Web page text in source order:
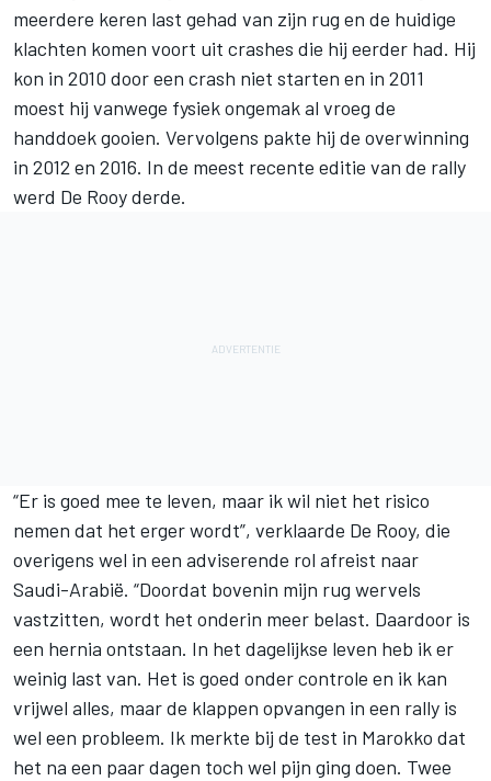
meerdere keren last gehad van zijn rug en de huidige
klachten komen voort uit crashes die hij eerder had. Hij
kon in 2010 door een crash niet starten en in 2011
moest hij vanwege fysiek ongemak al vroeg de
handdoek gooien. Vervolgens pakte hij de overwinning
in 2012 en 2016. In de meest recente editie van de rally
werd De Rooy derde.
“Er is goed mee te leven, maar ik wil niet het risico
nemen dat het erger wordt”, verklaarde De Rooy, die
overigens wel in een adviserende rol afreist naar
Saudi-Arabië. “Doordat bovenin mijn rug wervels
vastzitten, wordt het onderin meer belast. Daardoor is
een hernia ontstaan. In het dagelijkse leven heb ik er
weinig last van. Het is goed onder controle en ik kan
vrijwel alles, maar de klappen opvangen in een rally is
wel een probleem. Ik merkte bij de test in Marokko dat
het na een paar dagen toch wel pijn ging doen. Twee